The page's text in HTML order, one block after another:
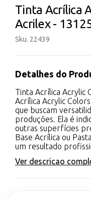
Tinta Acrílica
Acrilex -
Sku. 22439
Detalhes do
Tinta Acrílica Acrylic
Acrílica Acrylic
que buscam
produções. Ela é
outras superfícies
Base Acrílica ou
um resultado
Ver descricao